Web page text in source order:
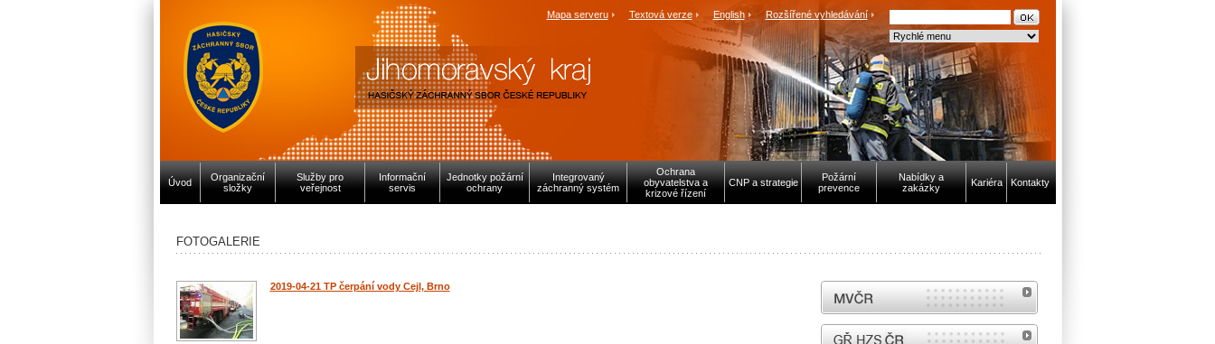
Mapa serveru Textová verze English Rozšířené vyhledávání
Úvod
Organizační
složky
Služby pro
veřejnost
Informační
servis
Jednotky požární
ochrany
Integrovaný
záchranný systém
Ochrana
obyvatelstva a
krizové řízení
CNP a strategie
Požární
prevence
Nabídky a
zakázky
Kariéra Kontakty
FOTOGALERIE
2019-04-21 TP čerpání vody Cejl, Brno MVČR
internetové stránky Hasiči ČR